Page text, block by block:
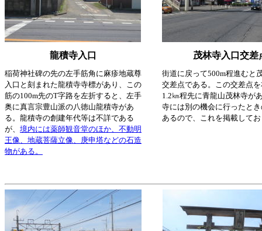
龍積寺入口 茂林寺入口交差
稲荷神社碑の先の左手筋角に麻疹地蔵尊
入口と刻まれた龍積寺寺標があり、この
筋の100m先のT字路を左折すると、左手
奥に真言宗豊山派の八徳山龍積寺があ
る。龍積寺の創建年代等は不詳である
が、 境内には薬師観音堂のほか、不動明
王像、地蔵菩薩立像、庚申塔などの石造
物がある。
街道に戻って500m程進むと
交差点である。この交差点
1.2㎞程先に青龍山茂林寺が
寺には別の機会に行ったと
あるので、これを掲載して